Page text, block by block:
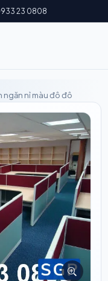
23 0808
ngăn nỉ màu đô đô